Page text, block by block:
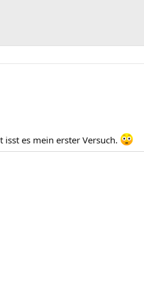
es mein erster Versuch.